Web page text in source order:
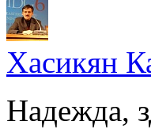
Хасикян
Надежда,